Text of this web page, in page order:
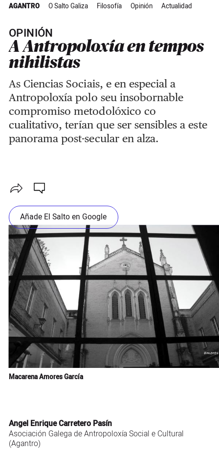
AGANTRO O Salto Galiza Filosofía Opinión Actualidad
OPINIÓN
A Antropoloxía en tempos
nihilistas
As Ciencias Sociais, e en especial a
Antropoloxía polo seu insobornable
compromiso metodolóxico co
cualitativo, terían que ser sensibles a este
panorama post-secular en alza.
Añade El Salto en Google
Macarena Amores García
Angel Enrique Carretero Pasín
Asociación Galega de Antropoloxía Social e Cultural
(Agantro)